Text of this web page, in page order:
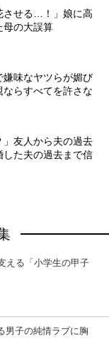
させる…！」娘に高
母の大誤算
味なヤツらが媚び
らすべてを許さな
」友人から夫の過去
た夫の過去まで信
える「小学生の甲子
男子の純情ラブに胸